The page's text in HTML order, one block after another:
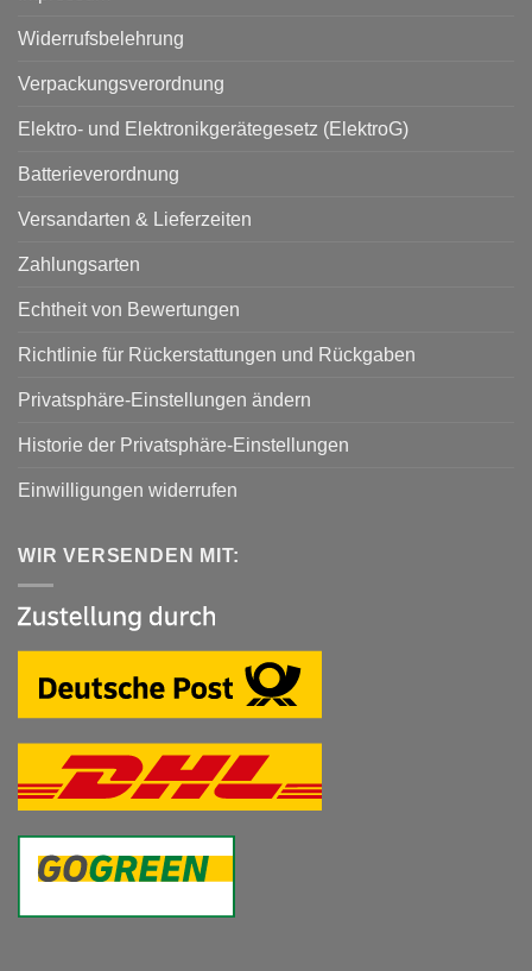
Widerrufsbelehrung
Verpackungsverordnung
Elektro- und Elektronikgerätegesetz (ElektroG)
Batterieverordnung
Versandarten & Lieferzeiten
Zahlungsarten
Echtheit von Bewertungen
Richtlinie für Rückerstattungen und Rückgaben
Privatsphäre-Einstellungen ändern
Historie der Privatsphäre-Einstellungen
Einwilligungen widerrufen
WIR VERSENDEN MIT: